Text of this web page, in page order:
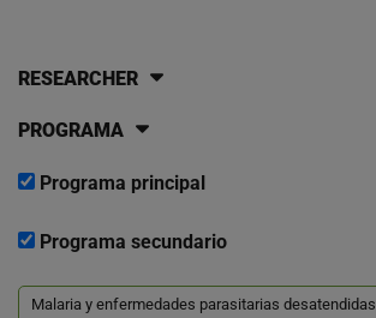
RESEARCHER
PROGRAMA
Programa principal
Programa secundario
Malaria y enfermedades parasitarias desatendidas